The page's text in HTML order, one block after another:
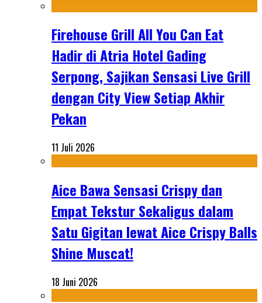
Firehouse Grill All You Can Eat
Hadir di Atria Hotel Gading
Serpong, Sajikan Sensasi Live Grill
dengan City View Setiap Akhir
Pekan
11 Juli 2026
Aice Bawa Sensasi Crispy dan
Empat Tekstur Sekaligus dalam
Satu Gigitan lewat Aice Crispy Balls
Shine Muscat!
18 Juni 2026